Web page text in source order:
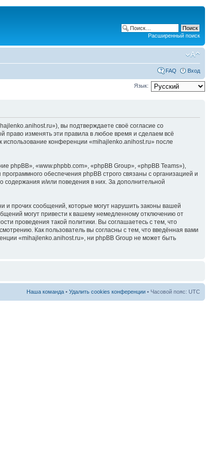
Расширенный поиск
FAQ Вход
Язык:
вы подтверждаете своё согласие со
изменять эти правила в любое время и сделаем всё
использование конференции «mihajlenko.anihost.ru» после
phpBB», «www.phpbb.com», «phpBB Group», «phpBB Teams»),
обеспечения phpBB строго связаны с организацией и
содержания и/или поведения в них. За дополнительной
и прочих сообщений, которые могут нарушить законы вашей
могут привести к вашему немедленному отключению от
проведения такой политики. Вы соглашаетесь с тем, что
Как пользователь вы согласны с тем, что введённая вами
«mihajlenko.anihost.ru», ни phpBB Group не может быть
Наша команда • Удалить cookies конференции • Часовой пояс: UTC